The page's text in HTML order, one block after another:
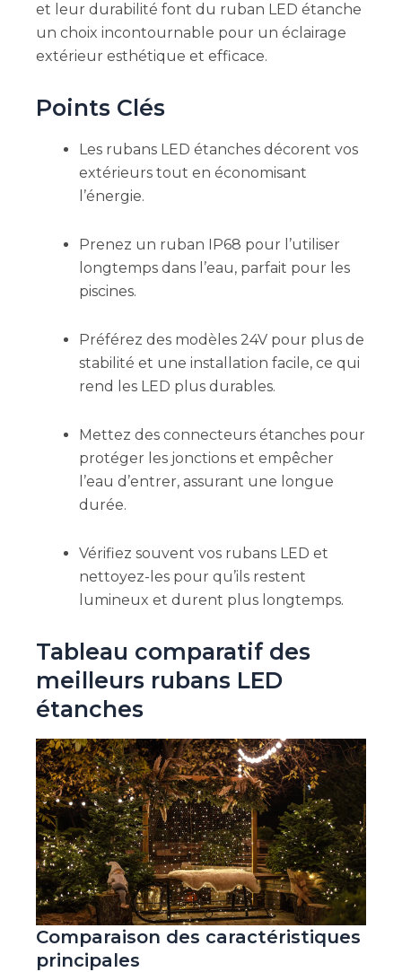
et leur durabilité font du ruban LED étanche
un choix incontournable pour un éclairage
extérieur esthétique et efficace.
Points Clés
Les rubans LED étanches décorent vos
extérieurs tout en économisant
l’énergie.
Prenez un ruban IP68 pour l’utiliser
longtemps dans l’eau, parfait pour les
piscines.
Préférez des modèles 24V pour plus de
stabilité et une installation facile, ce qui
rend les LED plus durables.
Mettez des connecteurs étanches pour
protéger les jonctions et empêcher
l’eau d’entrer, assurant une longue
durée.
Vérifiez souvent vos rubans LED et
nettoyez-les pour qu’ils restent
lumineux et durent plus longtemps.
Tableau comparatif des
meilleurs rubans LED
étanches
Comparaison des caractéristiques
principales